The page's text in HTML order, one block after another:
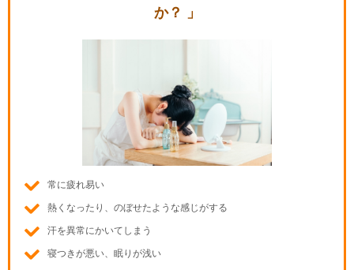
か？ 」
常に疲れ易い
熱くなったり、のぼせたような感じがする
汗を異常にかいてしまう
寝つきが悪い、眠りが浅い